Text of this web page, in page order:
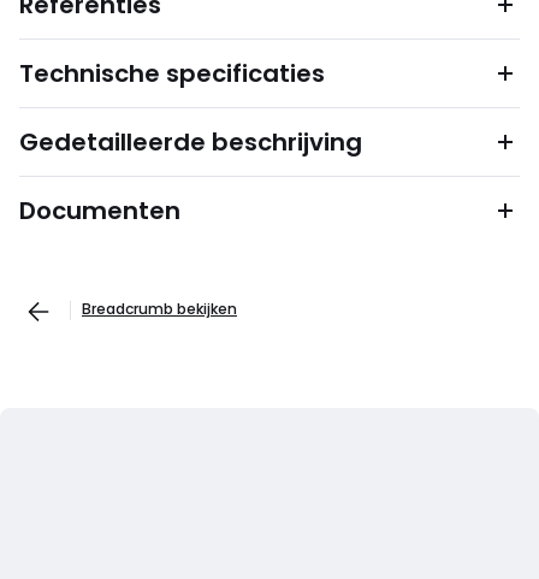
Technische specificaties
Gedetailleerde beschrijving
Documenten
Breadcrumb bekijken